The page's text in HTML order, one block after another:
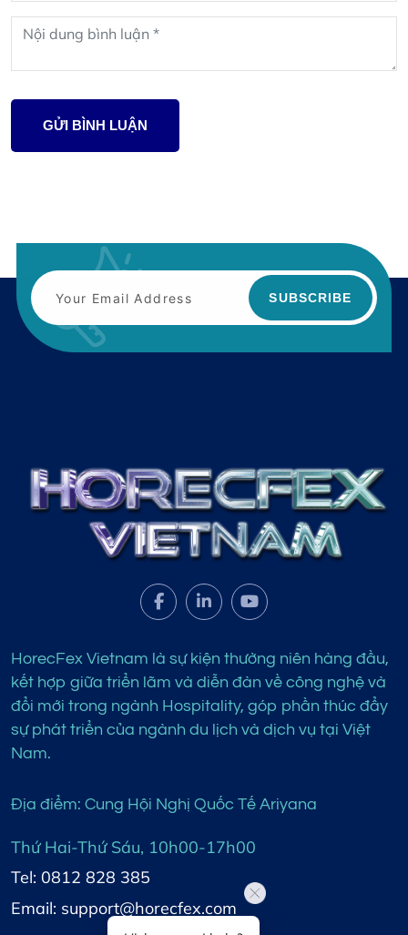
GỬI BÌNH LUẬN
SUBSCRIBE
HorecFex Vietnam là sự kiện thường niên hàng đầu,
kết hợp giữa triển lãm và diễn đàn về công nghệ và
đổi mới trong ngành Hospitality, góp phần thúc đẩy
sự phát triển của ngành du lịch và dịch vụ tại Việt
Nam.
Địa điểm: Cung Hội Nghị Quốc Tế Ariyana
Thứ Hai-Thứ Sáu, 10h00-17h00
Tel: 0812 828 385
Email: support@horecfex.com